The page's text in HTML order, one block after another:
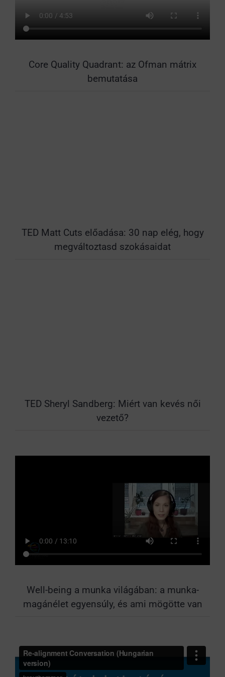
Core Quality Quadrant: az Ofman mátrix
bemutatása
TED Matt Cuts előadása: 30 nap elég, hogy
megváltoztasd szokásaidat
TED Sheryl Sandberg: Miért van kevés női
vezető?
Well-being a munka világában: a munka-
magánélet egyensúly, és ami mögötte van